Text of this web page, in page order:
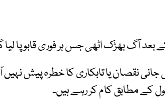
آگ بھڑک اٹھی جس ہر فوری قابو پا لیا
نقصان یا تابکاری کا خطرہ پیش نہیں
کے مطابق کام کر رہے ہیں۔